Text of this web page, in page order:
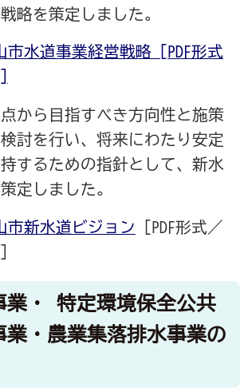
略を策定しました。
市水道事業経営戦略 [PDF形式
から目指すべき方向性と施策
討を行い、将来にわたり安定
するための指針として、新水
定しました。
市新水道ビジョン
[PDF形式／
業・ 特定環境保全公共
業・農業集落排水事業の